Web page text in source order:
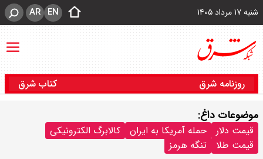
شنبه ۱۷ مرداد ۱۴۰۵ EN
AR
روزنامه شرق کتاب شرق
موضوعات داغ:
قیمت دلار حمله آمریکا به ایران
کالابرگ الکترونیکی
قیمت طلا
تنگه هرمز